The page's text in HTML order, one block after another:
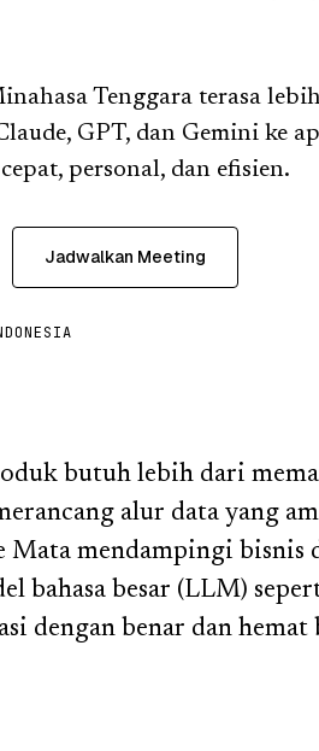
Tenggara terasa
GPT, dan Gemini ke
personal, dan efisien.
Jadwalkan Meeting
butuh lebih dari
alur data yang
Mata mendampingi bisnis
bahasa besar (LLM)
dengan benar dan hemat